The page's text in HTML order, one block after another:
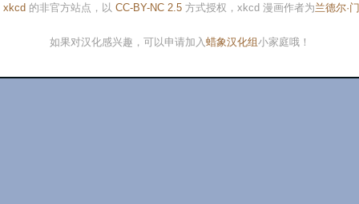
xkcd 的非官方站点，以 CC-BY-NC 2.5方式授权，xkcd 漫画作者为兰德尔·
如果对汉化感兴趣，可以申请加入 蜡象汉化组小家庭哦！